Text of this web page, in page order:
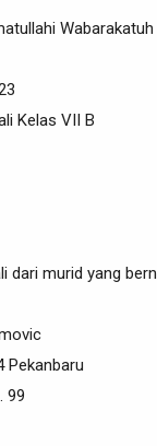
Kelas VII B
dari murid yang
Pekanbaru
99